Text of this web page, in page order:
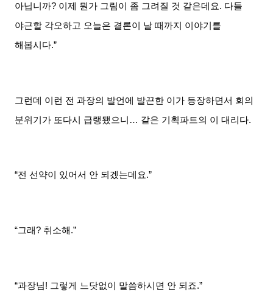
아닙니까? 이제 뭔가 그림이 좀 그려질 것 같은데요. 다들
야근할 각오하고 오늘은 결론이 날 때까지 이야기를
해봅시다.”
그런데 이런 전 과장의 발언에 발끈한 이가 등장하면서 회의
분위기가 또다시 급랭됐으니 … 같은 기획파트의 이 대리다.
“전 선약이 있어서 안 되겠는데요.”
“그래? 취소해 .”
“과장님! 그렇게 느닷없이 말씀하시면 안 되죠.”